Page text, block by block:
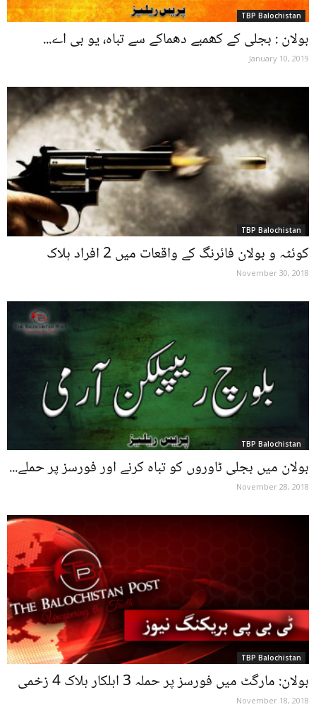
TBP Balochistan
بولان : بجلی کے کھمبے دھماکے سے تباہ، یو بی اے...
January 10, 2019
TBP Balochistan
کوئٹہ و بولان فائرنگ کے واقعات میں 2 افراد ہلاک
November 30, 2018
TBP Balochistan
بولان میں بجلی ٹاوروں کو تباہ کرنے اور فورسز پر حملے...
November 28, 2018
TBP Balochistan
بولان: مارگٹ میں فورسز پر حملہ 3 اہلکار ہلاک 4 زخمی
November 18, 2018